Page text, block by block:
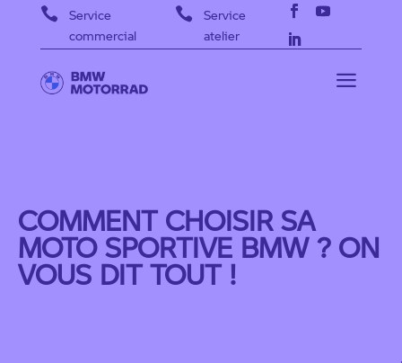

Service
commercial

Service
atelier
a
COMMENT CHOISIR SA
MOTO SPORTIVE BMW ? ON
VOUS DIT TOUT !